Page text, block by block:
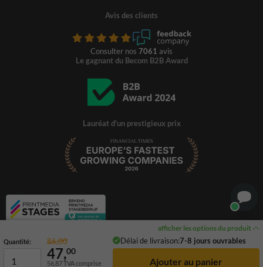
afficher les options du produit
Quantité: 86,00 Délai de livraison:7-8 jours ouvrables
47,00
56,87TVA comprise
Avis des clients
Consulter nos 7061 avis
Le gagnant du Becom B2B Award
Lauréat d'un prestigieux prix
© 2026 TrafficSupply. Tous droits réservés.